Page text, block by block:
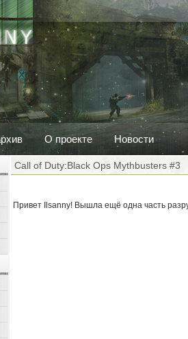
О проекте Новости
Call of Duty:Black Ops Mythbusters #3
Привет Ilsanny! Вышла ещё одна часть